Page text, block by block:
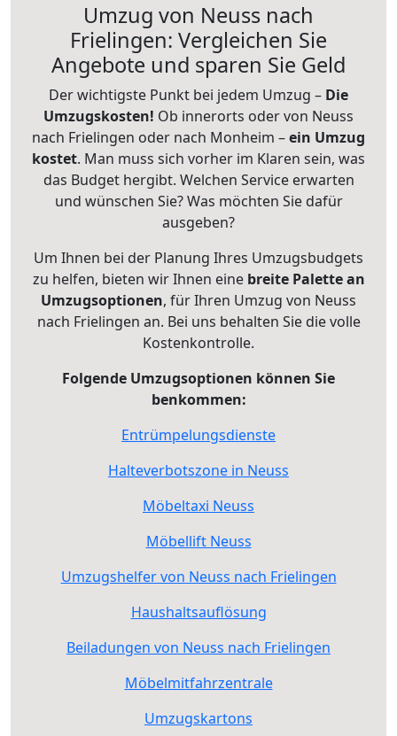
Umzug von Neuss nach
Frielingen: Vergleichen Sie
Angebote und sparen Sie Geld
Der wichtigste Punkt bei jedem Umzug – Die
Umzugskosten! Ob innerorts oder von Neuss
nach Frielingen oder nach Monheim –ein Umzug
kostet. Man muss sich vorher im Klaren sein, was
das Budget hergibt. Welchen Service erwarten
und wünschen Sie? Was möchten Sie dafür
ausgeben?
Um Ihnen bei der Planung Ihres Umzugsbudgets
zu helfen, bieten wir Ihnen eine breite Palette an
Umzugsoptionen, für Ihren Umzug von Neuss
nach Frielingen an. Bei uns behalten Sie die volle
Kostenkontrolle.
Folgende Umzugsoptionen können Sie
benkommen:
Entrümpelungsdienste
Halteverbotszone in Neuss
Möbeltaxi Neuss
Möbellift Neuss
Umzugshelfer von Neuss nach Frielingen
Haushaltsauflösung
Beiladungen von Neuss nach Frielingen
Möbelmitfahrzentrale
Umzugskartons